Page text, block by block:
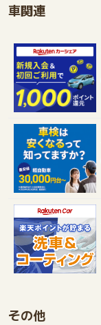
車関連
その他